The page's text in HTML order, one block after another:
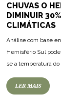
CHUVAS O
DIMINUIR
CLIMÁTICAS
Análise com base
Hemisfério Sul
se a temperatura
LER MAIS